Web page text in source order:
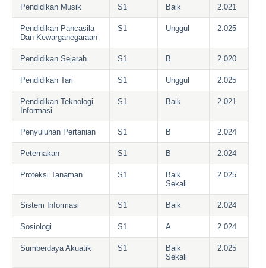
Pendidikan Musik S1 Baik 2.021
Pendidikan Pancasila
Dan Kewarganegaraan
S1 Unggul 2.025
Pendidikan Sejarah S1 B 2.020
Pendidikan Tari S1 Unggul 2.025
Pendidikan Teknologi
Informasi
S1 Baik 2.021
Penyuluhan Pertanian S1 B 2.024
Peternakan S1 B 2.024
Proteksi Tanaman S1
Baik
Sekali
2.025
Sistem Informasi S1 Baik 2.024
Sosiologi S1 A 2.024
Sumberdaya Akuatik S1
Baik
Sekali
2.025